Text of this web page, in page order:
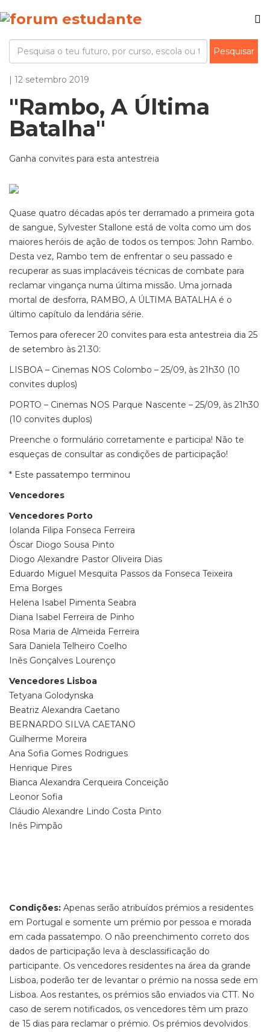
| 12 setembro 2019
"Rambo, A Última
Batalha"
Ganha convites para esta antestreia
Quase quatro décadas após ter derramado a primeira gota
de sangue, Sylvester Stallone está de volta como um dos
maiores heróis de ação de todos os tempos: John Rambo.
Desta vez, Rambo tem de enfrentar o seu passado e
recuperar as suas implacáveis técnicas de combate para
reclamar vingança numa última missão. Uma jornada
mortal de desforra, RAMBO, A ÚLTIMA BATALHA é o
último capítulo da lendária série.
Temos para oferecer 20 convites para esta antestreia dia 25
de setembro às 21.30:
LISBOA – Cinemas NOS Colombo – 25/09, às 21h30 (10
convites duplos)
PORTO – Cinemas NOS Parque Nascente – 25/09, às 21h30
(10 convites duplos)
Preenche o formulário corretamente e participa! Não te
esqueças de consultar as condições de participação!
* Este passatempo terminou
Vencedores
Vencedores Porto
Iolanda Filipa Fonseca Ferreira
Óscar Diogo Sousa Pinto
Diogo Alexandre Pastor Oliveira Dias
Eduardo Miguel Mesquita Passos da Fonseca Teixeira
Ema Borges
Helena Isabel Pimenta Seabra
Diana Isabel Ferreira de Pinho
Rosa Maria de Almeida Ferreira
Sara Daniela Telheiro Coelho
Inês Gonçalves Lourenço
Vencedores Lisboa
Tetyana Golodynska
Beatriz Alexandra Caetano
BERNARDO SILVA CAETANO
Guilherme Moreira
Ana Sofia Gomes Rodrigues
Henrique Pires
Bianca Alexandra Cerqueira Conceição
Leonor Sofia
Cláudio Alexandre Lindo Costa Pinto
Inês Pimpão
Condições: Apenas serão atribuídos prémios a residentes
em Portugal e somente um prémio por pessoa e morada
em cada passatempo. O não preenchimento correto dos
dados de participação leva à desclassificação do
participante. Os vencedores residentes na área da grande
Lisboa, poderão ter de levantar o prémio na nossa sede em
Lisboa. Aos restantes, os prémios são enviados via CTT. No
caso de serem notificados, os vencedores têm um prazo
de 15 dias para reclamar o prémio. Os prémios devolvidos